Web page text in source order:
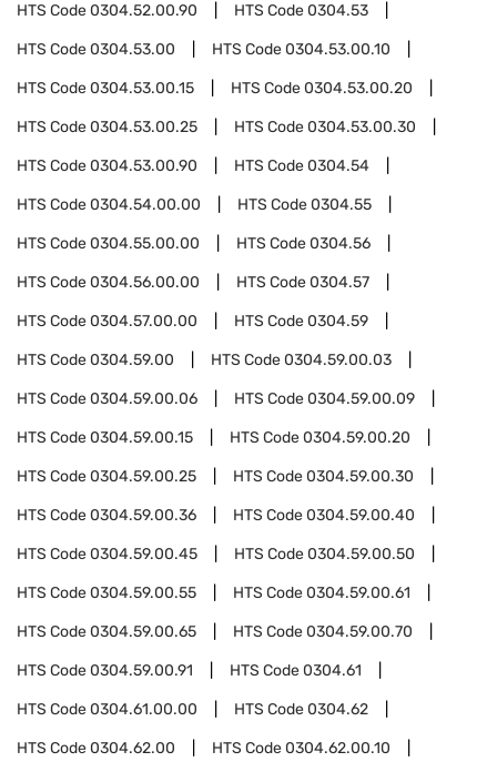
HTS Code0304.52.00.90 HTS Code0304.53
HTS Code0304.53.00 HTS Code0304.53.00.10
HTS Code0304.53.00.15 HTS Code0304.53.00.20
HTS Code0304.53.00.25 HTS Code0304.53.00.30
HTS Code0304.53.00.90 HTS Code0304.54
HTS Code0304.54.00.00 HTS Code0304.55
HTS Code0304.55.00.00 HTS Code0304.56
HTS Code0304.56.00.00 HTS Code0304.57
HTS Code0304.57.00.00 HTS Code0304.59
HTS Code0304.59.00 HTS Code0304.59.00.03
HTS Code0304.59.00.06 HTS Code0304.59.00.09
HTS Code0304.59.00.15 HTS Code0304.59.00.20
HTS Code0304.59.00.25 HTS Code0304.59.00.30
HTS Code0304.59.00.36 HTS Code0304.59.00.40
HTS Code0304.59.00.45 HTS Code0304.59.00.50
HTS Code0304.59.00.55 HTS Code0304.59.00.61
HTS Code0304.59.00.65 HTS Code0304.59.00.70
HTS Code0304.59.00.91 HTS Code0304.61
HTS Code0304.61.00.00 HTS Code0304.62
HTS Code0304.62.00 HTS Code0304.62.00.10